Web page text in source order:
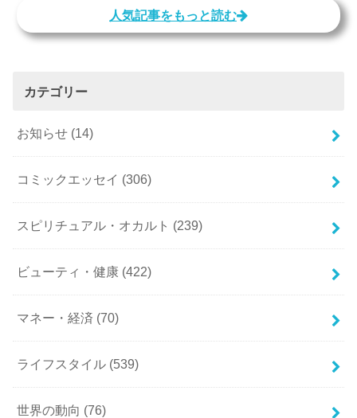
人気記事をもっと読む
カテゴリー
お知らせ (14)
コミックエッセイ (306)
スピリチュアル・オカルト (239)
ビューティ・健康 (422)
マネー・経済 (70)
ライフスタイル (539)
世界の動向 (76)